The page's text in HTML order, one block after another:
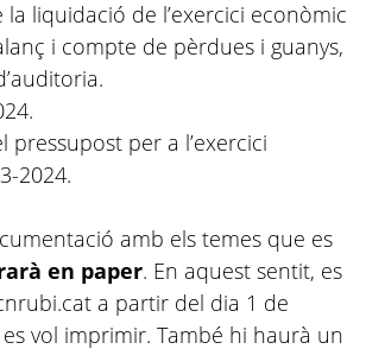
liquidació de l’exercici econòmic
i compte de pèrdues i guanys,
pressupost per a l’exercici
2024.
amb els temes que es
en paper. En aquest sentit, es
a partir del dia 1 de
vol imprimir. També hi haurà un